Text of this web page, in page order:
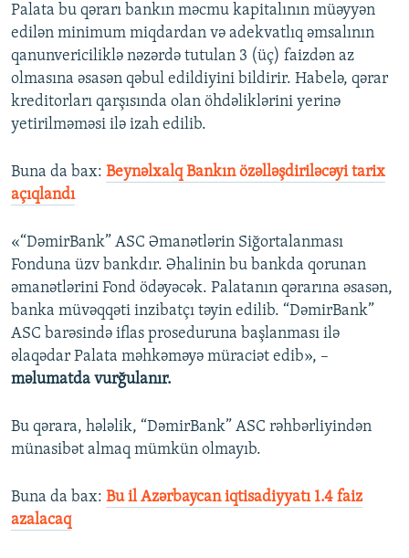
Palata bu qərarı bankın məcmu kapitalının müəyyən
edilən minimum miqdardan və adekvatlıq əmsalının
qanunvericiliklə nəzərdə tutulan 3 (üç) faizdən az
olmasına əsasən qəbul edildiyini bildirir. Habelə, qərar
kreditorları qarşısında olan öhdəliklərini yerinə
yetirilməməsi ilə izah edilib.
Buna da bax: Beynəlxalq Bankın özəlləşdiriləcəyi tarix
açıqlandı
«“DəmirBank” ASC Əmanətlərin Siğortalanması
Fonduna üzv bankdır. Əhalinin bu bankda qorunan
əmanətlərini Fond ödəyəcək. Palatanın qərarına əsasən,
banka müvəqqəti inzibatçı təyin edilib. “DəmirBank”
ASC barəsində iflas proseduruna başlanması ilə
əlaqədar Palata məhkəməyə müraciət edib», –
məlumatda vurğulanır.
Bu qərara, hələlik, “DəmirBank” ASC rəhbərliyindən
münasibət almaq mümkün olmayıb.
Buna da bax:​ Bu il Azərbaycan iqtisadiyyatı 1.4 faiz
azalacaq